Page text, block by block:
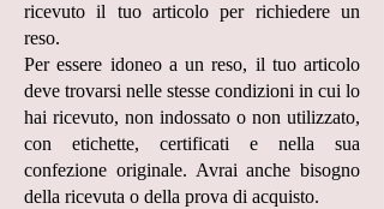
ricevuto il tuo articolo per richiedere un
reso.
Per essere idoneo a un reso, il tuo articolo
deve trovarsi nelle stesse condizioni in cui lo
hai ricevuto, non indossato o non utilizzato,
con etichette, certificati e nella sua
confezione originale. Avrai anche bisogno
della ricevuta o della prova di acquisto.